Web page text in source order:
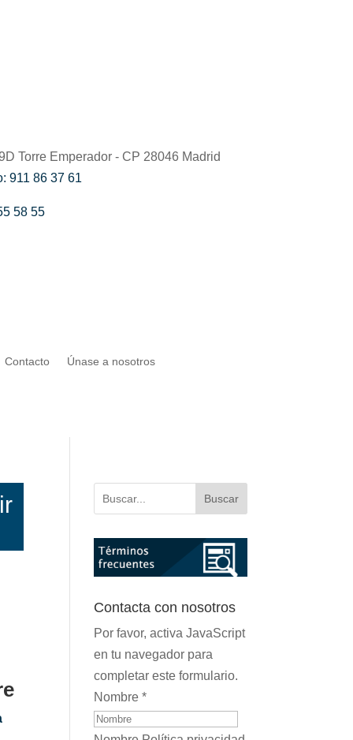
Torre Emperador - CP 28046 Madrid
911 86 37 61
58 55
Contacto Únase a nosotros
Buscar
Contacta con nosotros
Por favor, activa JavaScript
en tu navegador para
completar este formulario.
Nombre*